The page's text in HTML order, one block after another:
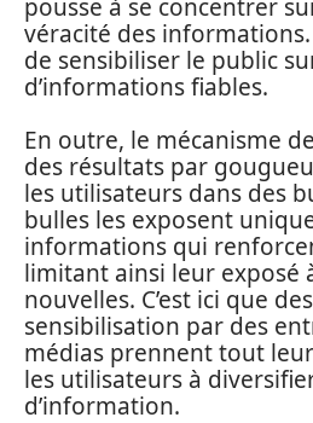
pousse à se concentrer
véracité des informations.
de sensibiliser le public
d’informations fiables.
En outre, le mécanisme
des résultats par
les utilisateurs dans des
bulles les exposent
informations qui
limitant ainsi leur exposé
nouvelles. C’est ici que
sensibilisation par des
médias prennent tout
les utilisateurs à
d’information.